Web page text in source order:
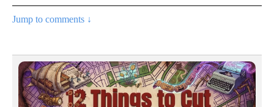
Jump to comments ↓